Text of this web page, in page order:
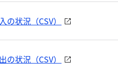
の状況（CSV）
の状況（CSV）